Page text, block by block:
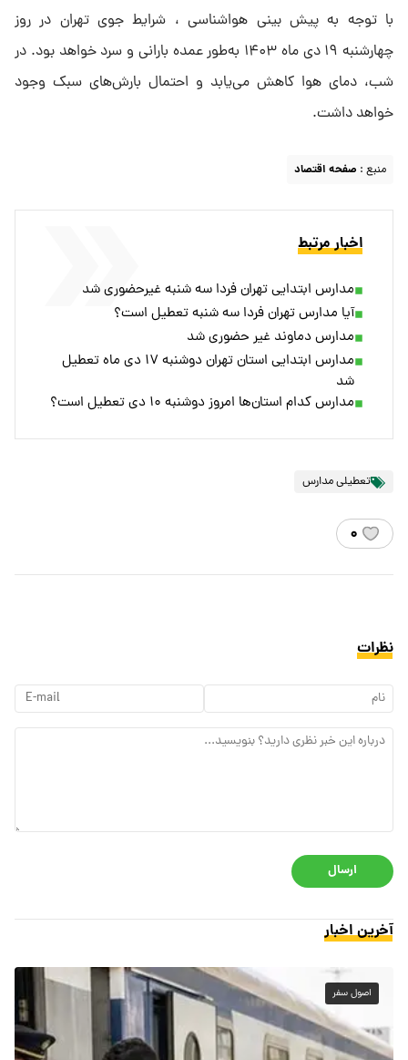
با توجه به پیش بینی هواشناسی ، شرایط جوی تهران در روز
چهارشنبه ۱۹ دی ماه ۱۴۰۳ به‌طور عمده بارانی و سرد خواهد بود. در
شب، دمای هوا کاهش می‌یابد و احتمال بارش‌های سبک وجود
خواهد داشت.
منبع : صفحه اقتصاد
اخبار مرتبط
مدارس ابتدایی تهران فردا سه شنبه غیرحضوری شد
آیا مدارس تهران فردا سه شنبه تعطیل است؟
مدارس دماوند غیر حضوری شد
مدارس ابتدایی استان تهران دوشنبه ۱۷ دی ماه تعطیل
شد
مدارس کدام استان‌ها امروز دوشنبه ۱۰ دی تعطیل است؟
تعطیلی مدارس
۰
نظرات
ارسال
آخرین اخبار
اصول سفر